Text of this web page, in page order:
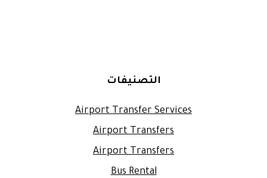
التصنيفات
Airport Transfer Services
Airport Transfers
Airport Transfers
Bus Rental